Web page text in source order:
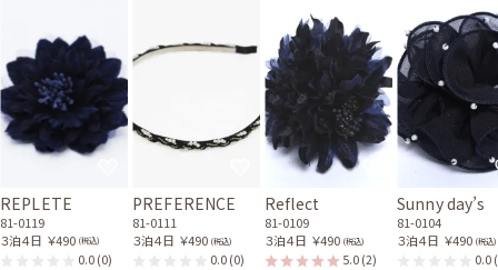
REPLETE
81-0119
３泊４日 ￥490 (税込)
0.0(0)
PREFERENCE
81-0111
３泊４日 ￥490 (税込)
0.0(0)
Reflect
81-0109
３泊４日 ￥490 (税込)
5.0(2)
Sunny day’s
81-0104
３泊４日 ￥490 (税込)
0.0